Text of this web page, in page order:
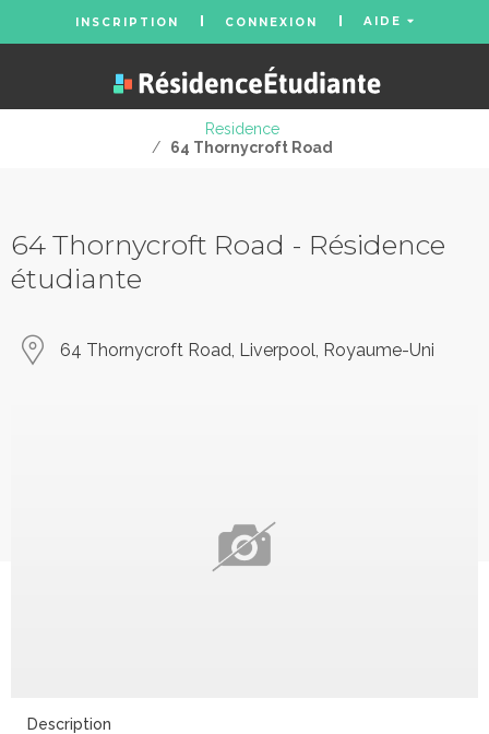
INSCRIPTION CONNEXION AIDE
Residence
/
64 Thornycroft Road
64 Thornycroft Road - Résidence
étudiante
64 Thornycroft Road, Liverpool, Royaume-Uni
Description